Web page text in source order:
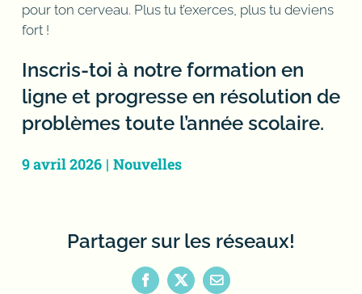
pour ton cerveau. Plus tu t’exerces, plus tu deviens
fort !
Inscris-toi à notre formation en
ligne et progresse en résolution de
problèmes toute l’année scolaire.
9 avril 2026 | Nouvelles
Partager sur les réseaux!
Facebook
X Email